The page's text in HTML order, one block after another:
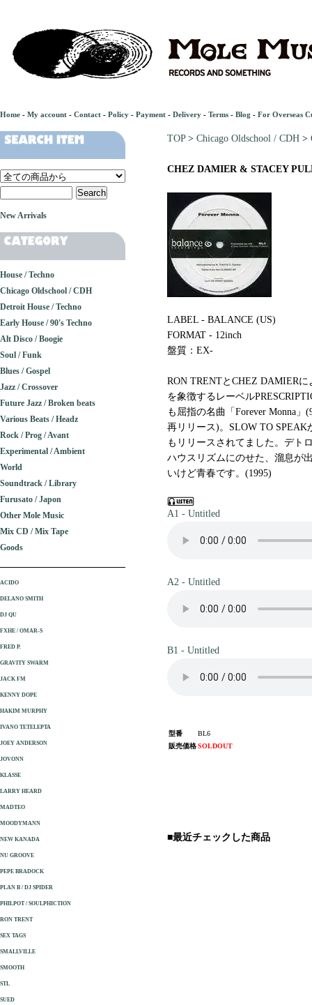
Home - My account - Contact - Policy - Payment - Delivery - Terms - Blog - For Overseas
TOP> Chicago Oldschool / CDH >
CHEZ DAMIER & STACEY
LABEL - BALANCE (US)
FORMAT - 12inch
盤質：EX-
RON TRENTとCHEZ DAMIER
を象徴するレーベル
も屈指の名曲「Forever Monna」
再リリース)。SLOW TO
もリリースされてました。デト
ハウスリズムにのせた、溜息が
いけど青春です。(1995)
A1 - Untitled
A2 - Untitled
B1 - Untitled
型番
BL6
販売価格SOLDOUT
■最近チェックした商品
New Arrivals
House / Techno
Chicago Oldschool / CDH
Detroit House / Techno
Early House / 90's Techno
Alt Disco / Boogie
Soul / Funk
Blues / Gospel
Jazz / Crossover
Future Jazz / Broken beats
Various Beats / Headz
Rock / Prog / Avant
Experimental / Ambient
World
Soundtrack / Library
Furusato / Japon
Other Mole Music
Mix CD / Mix Tape
Goods
ACIDO
DELANO SMITH
DJ QU
FXHE / OMAR-S
FRED P.
GRAVITY SWARM
JACK FM
KENNY DOPE
HAKIM MURPHY
IVANO TETELEPTA
JOEY ANDERSON
JOVONN
KLASSE
LARRY HEARD
MADTEO
MOODYMANN
NEW KANADA
NU GROOVE
PEPE BRADOCK
PLAN B / DJ SPIDER
PHILPOT / SOULPHICTION
RON TRENT
SEX TAGS
SMALLVILLE
SMOOTH
STL
SUED